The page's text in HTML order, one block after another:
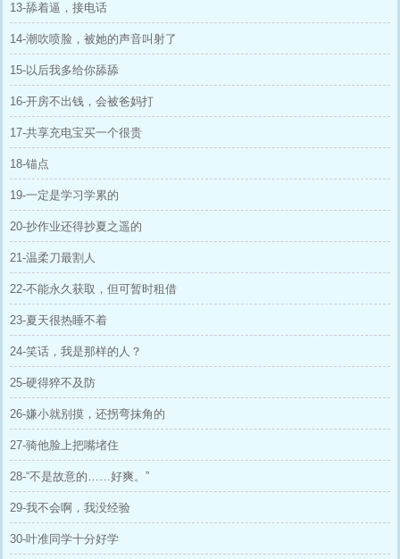
13-舔着逼，接电话
14-潮吹喷脸，被她的声音叫射了
15-以后我多给你舔舔
16-开房不出钱，会被爸妈打
17-共享充电宝买一个很贵
18-锚点
19-一定是学习学累的
20-抄作业还得抄夏之遥的
21-温柔刀最割人
22-不能永久获取，但可暂时租借
23-夏天很热睡不着
24-笑话，我是那样的人？
25-硬得猝不及防
26-嫌小就别摸，还拐弯抹角的
27-骑他脸上把嘴堵住
28-“不是故意的……好爽。”
29-我不会啊，我没经验
30-叶准同学十分好学